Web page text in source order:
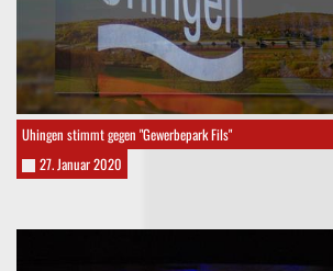
Uhingen stimmt gegen "Gewerbepark Fils"
27. Januar 2020